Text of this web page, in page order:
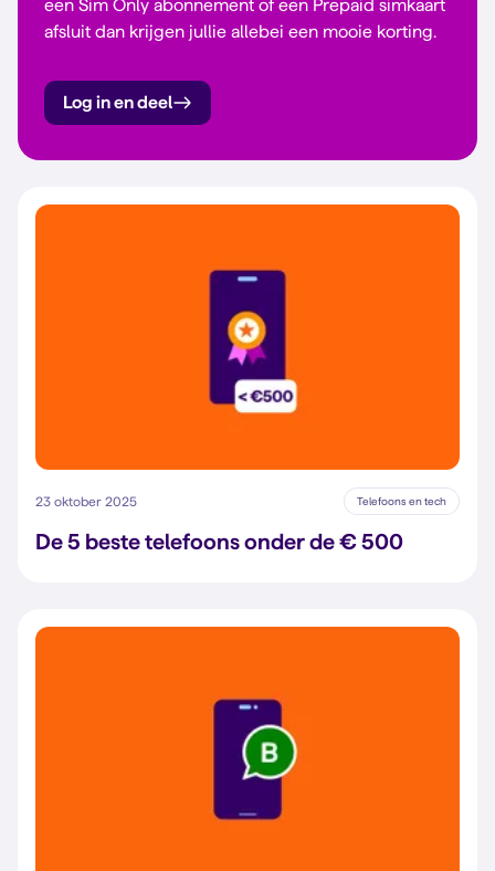
een Sim Only abonnement of een Prepaid simkaart
afsluit dan krijgen jullie allebei een mooie korting.
Log in en deel
23 oktober 2025 Telefoons en tech
De 5 beste telefoons onder de € 500